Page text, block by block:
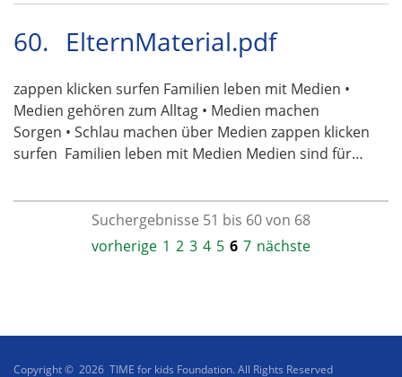
60. ElternMaterial.pdf
zappen klicken surfen Familien leben mit Medien •
Medien gehören zum Alltag • Medien machen
Sorgen • Schlau machen über Medien zappen klicken
surfen  Familien leben mit Medien Medien sind für…
Suchergebnisse 51 bis 60 von 68
vorherige 1 2 3 4 5 6 7 nächste
Copyright © 2026 TIME for kids Foundation. All Rights Reserved